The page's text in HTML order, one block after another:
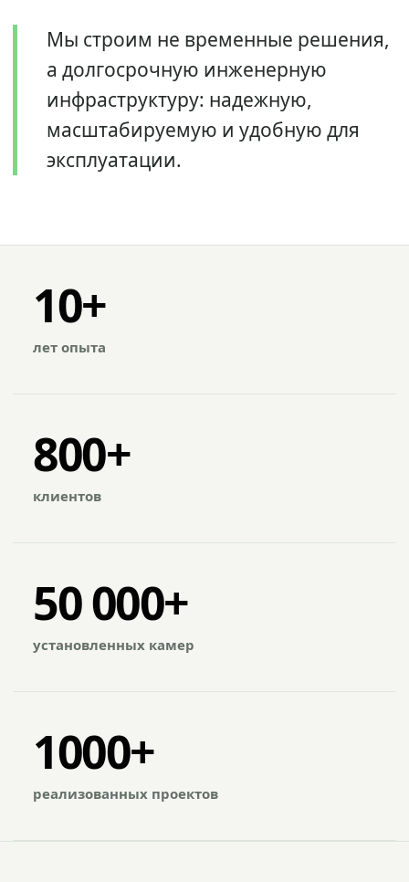
Мы строим не временные решения,
а долгосрочную инженерную
инфраструктуру: надежную,
масштабируемую и удобную для
эксплуатации.
10+
лет опыта
800+
клиентов
50 000+
установленных камер
1000+
реализованных проектов